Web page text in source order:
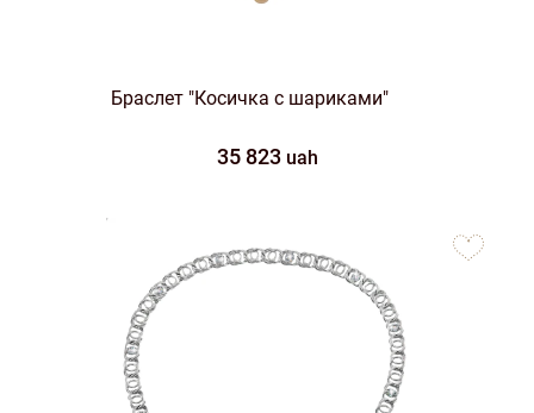
Браслет "Косичка с шариками"
35 823 uah
favorites